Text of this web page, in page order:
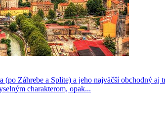
(po Záhrebe a Splite) a jeho najväčší obchodný
charakterom, opak...